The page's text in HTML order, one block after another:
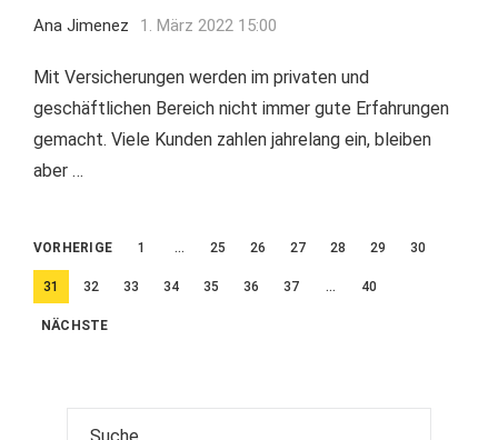
Ana Jimenez 1. März 2022 15:00
Mit Versicherungen werden im privaten und
geschäftlichen Bereich nicht immer gute Erfahrungen
gemacht. Viele Kunden zahlen jahrelang ein, bleiben
aber …
Beitragsnavigation
VORHERIGE 1 … 25 26 27 28 29 30
31 32 33 34 35 36 37 … 40
NÄCHSTE